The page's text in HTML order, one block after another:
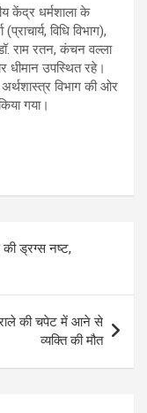
केंद्र धर्मशाला के
विधि विभाग),
राम रतन, कंचन वल्ला
धीमान उपस्थित रहे।
विभाग की ओर
गया।
ड्रग्स नष्ट,
ट्राले की चपेट में आने से
व्यक्ति की मौत